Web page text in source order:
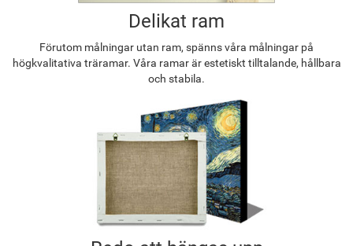
Delikat ram
Förutom målningar utan ram, spänns våra målningar på
högkvalitativa träramar. Våra ramar är estetiskt tilltalande, hållbara
och stabila.